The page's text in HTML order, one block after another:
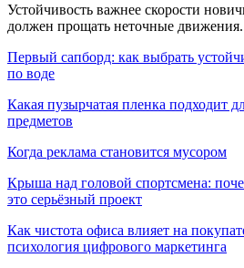
Устойчивость важнее скорости
должен прощать неточные
Первый сапборд: как выбрать
по воде
Какая пузырчатая пленка подходит
предметов
Когда реклама становится мусором
Крыша над головой спортсмена:
это серьёзный проект
Как чистота офиса влияет на
психология цифрового маркетинга